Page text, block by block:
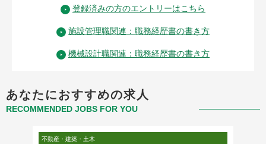
登録済みの方のエントリーはこちら
施設管理職関連：職務経歴書の書き方
機械設計職関連：職務経歴書の書き方
あなたにおすすめの求人
RECOMMENDED JOBS FOR YOU
不動産・建築・土木